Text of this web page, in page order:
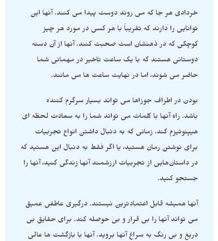
خردادی هر جا که می روند دوست پیدا می کنند. آنها این
توانایی را دارند که تقریباً با هر کسی در مورد هر چیز
کوچکی که در ذهنشان است صحبت کنند. آنها از آن دسته
دوستانی هستند که با یک ساعت تاخیر در مهمانی شما
حاضر می شوند، اما در نهایت ساعت ها می مانند.
بودن در اطراف جوزاها می تواند بسیار سرگرم کننده
باشد. راه آنها با کلمات می تواند شما را به سعادت لحظه ای
هیپنوتیزم کند. زمانی که به دنبال داشتن انواع تجربیات
برای نوشتن رمان هستید، یا اگر فقط به دنبال این هستید که
در داستان‌هایی از تجربیات ارزشمند آنها زندگی کنید، آنها را
جستجو کنید.
آنها همیشه قابل اعتمادترین نیستند. درگیری عاطفی عمیق
می تواند آنها را بی قرار و بی حوصله کند. برای حقایق بی
دریغ و بی رنگ به سراغ آنها بروید. آنها با بازگشت ها عالی